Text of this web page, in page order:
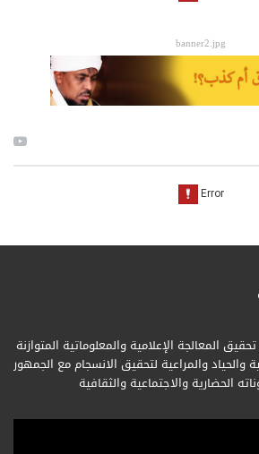
banner2.jpg
المعالجة الإعلامية والمعلوماتية المتوازنة
والحياد والمراعية لتحقيق الانسجام مع الجمهور
الحضارية والاجتماعية والثقافية